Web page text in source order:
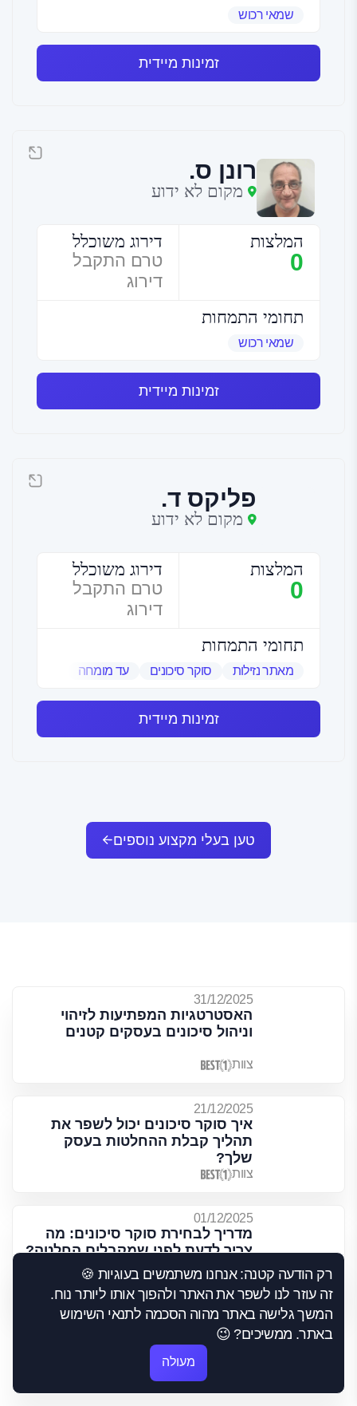
שמאי רכוש
זמינות מיידית
רונן ס.
מקום לא ידוע
המלצות
0
דירוג משוכלל
טרם התקבל
דירוג
תחומי התמחות
שמאי רכוש
זמינות מיידית
פליקס ד.
מקום לא ידוע
המלצות
0
דירוג משוכלל
טרם התקבל
דירוג
תחומי התמחות
מאתר נזילות סוקר סיכונים עד מומחה
זמינות מיידית
טען בעלי מקצוע נוספים
31/12/2025
האסטרטגיות המפתיעות לזיהוי
וניהול סיכונים בעסקים קטנים
צוות
21/12/2025
איך סוקר סיכונים יכול לשפר את
תהליך קבלת ההחלטות בעסק
שלך?
צוות
01/12/2025
מדריך לבחירת סוקר סיכונים: מה
צריך לדעת לפני שמקבלים החלטה?
צוות
טיפים נוספים
רק הודעה קטנה: אנחנו משתמשים בעוגיות 🍪
זה עוזר לנו לשפר את האתר ולהפוך אותו ליותר נוח.
המשך גלישה באתר מהוה הסכמה לתנאי השימוש
באתר. ממשיכים? 😉
מעולה